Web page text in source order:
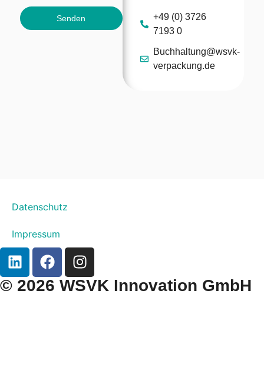
Senden
+49 (0) 3726
7193 0
Buchhaltung@wsvk-
verpackung.de
Datenschutz
Impressum
© 2026 WSVK Innovation GmbH